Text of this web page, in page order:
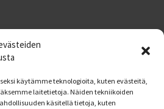
käytämme teknologioita, kuten evästeitä,
laitetietoja. Näiden tekniikoiden
käsitellä tietoja, kuten